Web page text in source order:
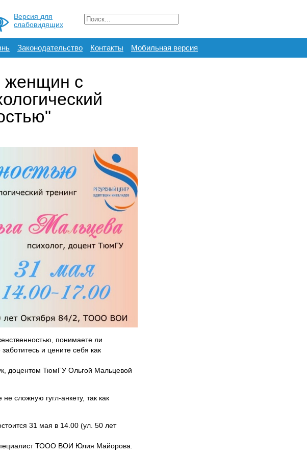
Версия для
слабовидящих
Законодательство Контакты Мобильная версия
женщин с
понимаете ли
и цените себя как
доцентом ТюмГУ Ольгой Мальцевой
сложную гугл-анкету, так как
31 мая в 14.00 (ул. 50 лет
ТООО ВОИ Юлия Майорова.